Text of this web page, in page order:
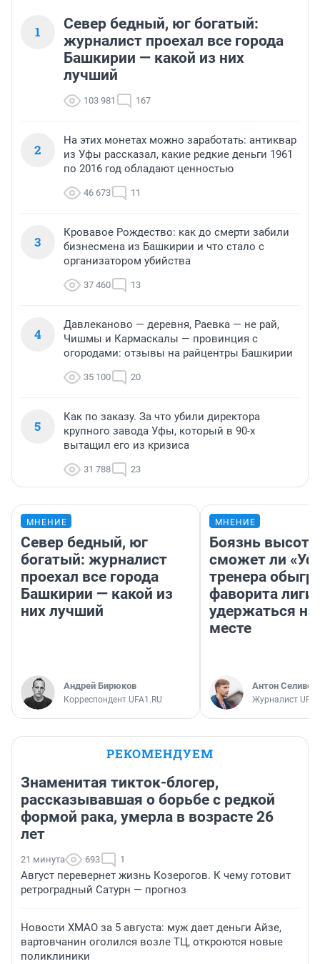
1
Север бедный, юг богатый:
журналист проехал все города
Башкирии — какой из них
лучший
103 981 167
2
На этих монетах можно заработать: антиквар
из Уфы рассказал, какие редкие деньги 1961
по 2016 год обладают ценностью
46 673 11
3
Кровавое Рождество: как до смерти забили
бизнесмена из Башкирии и что стало с
организатором убийства
37 460 13
4
Давлеканово — деревня, Раевка — не рай,
Чишмы и Кармаскалы — провинция с
огородами: отзывы на райцентры Башкирии
35 100 20
5
Как по заказу. За что убили директора
крупного завода Уфы, который в 90-х
вытащил его из кризиса
31 788 23
МНЕНИЕ
Север бедный, юг
богатый: журналист
проехал все города
Башкирии — какой из
них лучший
Андрей Бирюков
Корреспондент UFA1.RU
МНЕНИЕ
Боязнь
сможет ли
тренера
фаворита лиги
удержаться
месте
Антон
Журналист
РЕКОМЕНДУЕМ
Знаменитая тикток-блогер,
рассказывавшая о борьбе с редкой
формой рака, умерла в возрасте 26
лет
21 минута 693 1
Август перевернет жизнь Козерогов. К чему готовит
ретроградный Сатурн — прогноз
Новости ХМАО за 5 августа: муж дает деньги Айзе,
вартовчанин оголился возле ТЦ, откроются новые
поликлиники